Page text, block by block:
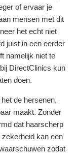
of ervaar je
mensen met dit
het echt niet
juist in een eerder
namelijk niet te
DirectClinics kun
doen.
de hersenen,
maakt. Zonder
dat haarscherp
zekerheid kan een
zodat